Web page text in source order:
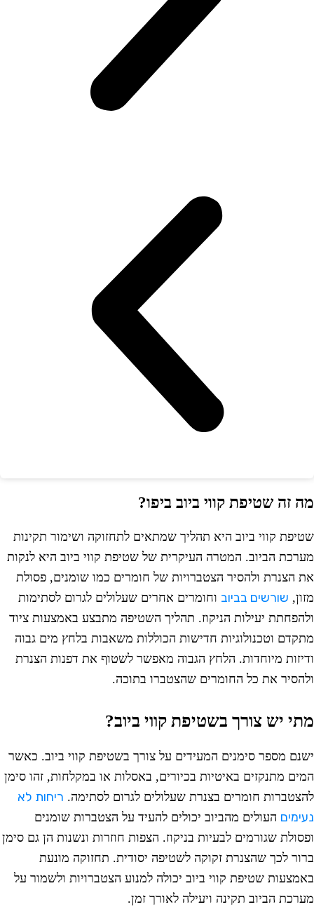
זה שטיפת קווי ביוב ביפו?
קווי ביוב היא תהליך שמתאים לתחזוקה ושימור תקינות
הביוב. המטרה העיקרית של שטיפת קווי ביוב היא לנקות
הצנרת ולהסיר הצטברויות של חומרים כמו שומנים, פסולת
שורשים בביובוחומרים אחרים שעלולים לגרום לסתימות
יעילות הניקוז. תהליך השטיפה מתבצע באמצעות ציוד
וטכנולוגיות חדישות הכוללות משאבות בלחץ מים גבוה
מיוחדות. הלחץ הגבוה מאפשר לשטוף את דפנות הצנרת
את כל החומרים שהצטברו בתוכה.
יש צורך בשטיפת קווי ביוב?
מספר סימנים המעידים על צורך בשטיפת קווי ביוב. כאשר
מתנקזים באיטיות בכיורים, באסלות או במקלחות, זהו סימן
חומרים בצנרת שעלולים לגרום לסתימה.ריחות לא
העולים מהביוב יכולים להעיד על הצטברות שומנים
שגורמים לבעיות בניקוז. הצפות חוזרות ונשנות הן גם סימן
לכך שהצנרת זקוקה לשטיפה יסודית. תחזוקה מונעת
שטיפת קווי ביוב יכולה למנוע הצטברויות ולשמור על
הביוב תקינה ויעילה לאורך זמן.